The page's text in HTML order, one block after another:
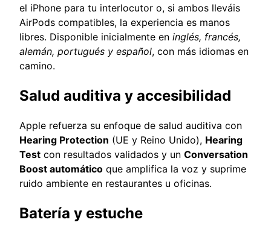
el iPhone para tu interlocutor o, si ambos lleváis
AirPods compatibles, la experiencia es manos
libres. Disponible inicialmente en inglés, francés,
alemán, portugués y español, con más idiomas en
camino.
Salud auditiva y accesibilidad
Apple refuerza su enfoque de salud auditiva con
Hearing Protection (UE y Reino Unido), Hearing
Test con resultados validados y un Conversation
Boost automático que amplifica la voz y suprime
ruido ambiente en restaurantes u oficinas.
Batería y estuche